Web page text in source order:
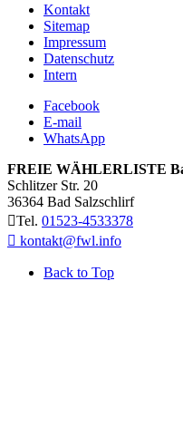
Kontakt
Sitemap
Impressum
Datenschutz
Intern
Facebook
E-mail
WhatsApp
FREIE WÄHLERLISTE
Schlitzer Str. 20
36364 Bad Salzschlirf
Tel. 01523-4533378
kontakt@fwl.info
Back to Top